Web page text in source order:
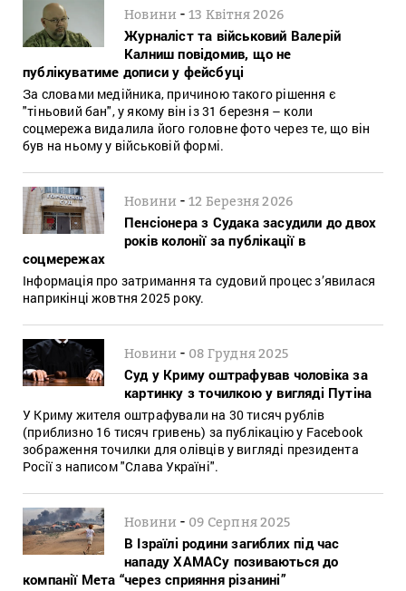
Новини -13 Квітня 2026
Журналіст та військовий Валерій
Калниш повідомив, що не
публікуватиме дописи у фейсбуці
За словами медійника, причиною такого рішення є
"тіньовий бан", у якому він із 31 березня – коли
соцмережа видалила його головне фото через те, що він
був на ньому у військовій формі.
Новини -12 Березня 2026
Пенсіонера з Судака засудили до двох
років колонії за публікації в
соцмережах
Інформація про затримання та судовий процес з’явилася
наприкінці жовтня 2025 року.
Новини - 08 Грудня 2025
Суд у Криму оштрафував чоловіка за
картинку з точилкою у вигляді Путіна
У Криму жителя оштрафували на 30 тисяч рублів
(приблизно 16 тисяч гривень) за публікацію у Facebook
зображення точилки для олівців у вигляді президента
Росії з написом "Слава Україні".
Новини - 09 Серпня 2025
В Ізраїлі родини загиблих під час
нападу ХАМАСу позиваються до
компанії Мета “через сприяння різанині”